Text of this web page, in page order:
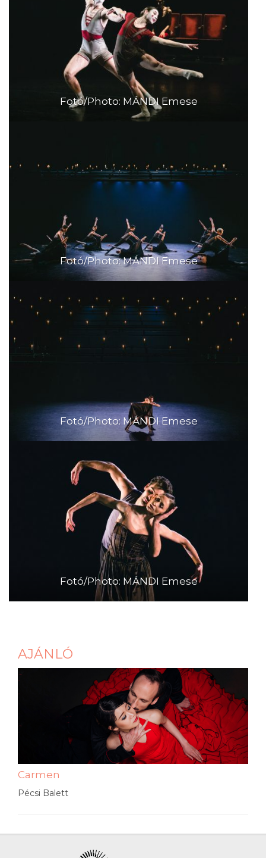
Fotó/Photo: MÁNDI Emese
Fotó/Photo: MÁNDI Emese
Fotó/Photo: MÁNDI Emese
Fotó/Photo: MÁNDI Emese
AJÁNLÓ
Carmen
Pécsi Balett